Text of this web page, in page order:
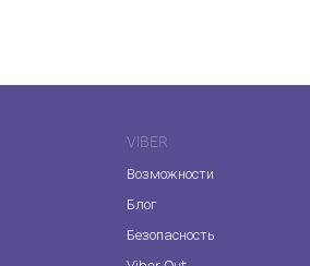
VIBER
Возможности
Блог
Безопасность